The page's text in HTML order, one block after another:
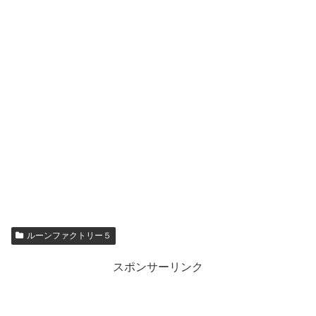
ルーンファクトリー５
スポンサーリンク